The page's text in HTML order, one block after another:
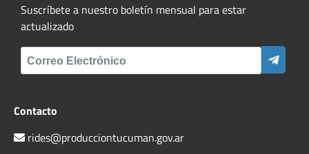
Suscríbete a nuestro boletín mensual para estar
actualizado
Contacto
rides@producciontucuman.gov.ar